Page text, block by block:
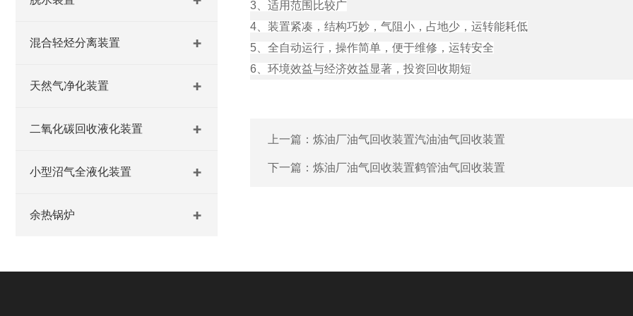
混合轻烃分离装置
天然气净化装置
二氧化碳回收液化装置
小型沼气全液化装置
余热锅炉
3、适用范围比较广
4、装置紧凑，结构巧妙，气阻小，占地少，运转能耗低
5、全自动运行，操作简单，便于维修，运转安全
6、环境效益与经济效益显著，投资回收期短
上一篇： 炼油厂油气回收装置汽油油气回收装置
下一篇： 炼油厂油气回收装置鹤管油气回收装置